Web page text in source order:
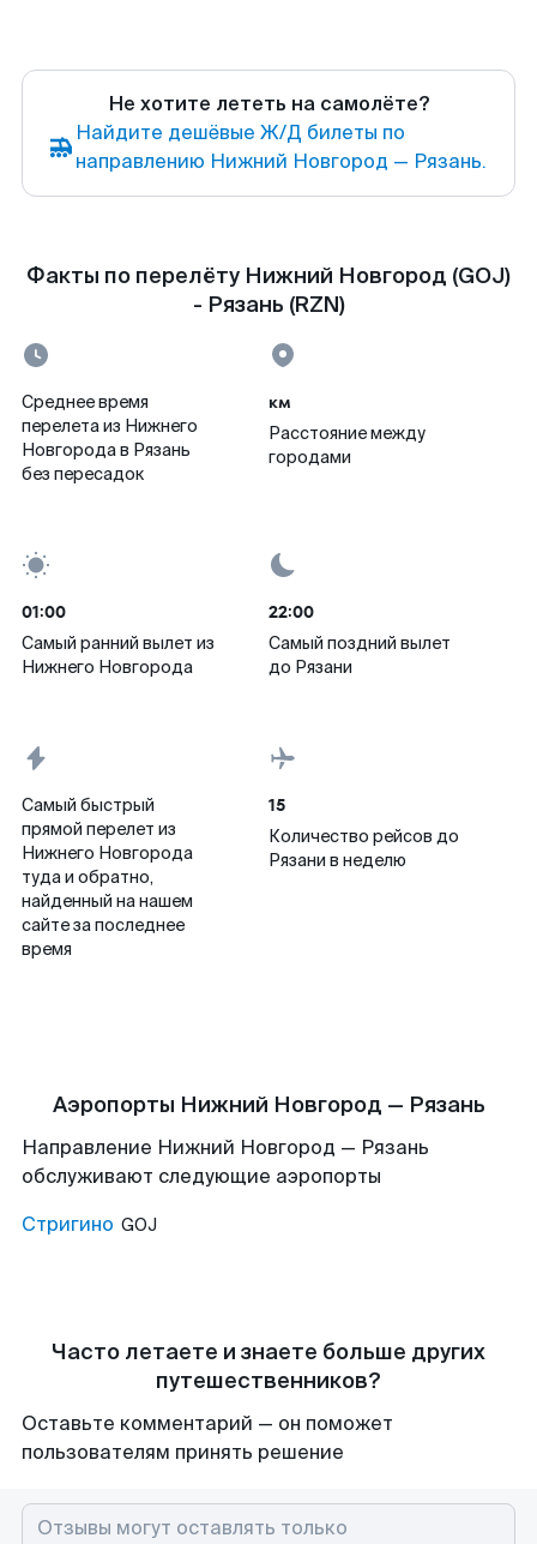
Не хотите лететь на самолёте?
Найдите дешёвые Ж/Д билеты по
направлению Нижний Новгород — Рязань.
Факты по перелёту Нижний Новгород (GOJ)
- Рязань (RZN)
Среднее время
перелета из Нижнего
Новгорода в Рязань
без пересадок
км
Расстояние между
городами
01:00
Самый ранний вылет из
Нижнего Новгорода
22:00
Самый поздний вылет
до Рязани
Самый быстрый
прямой перелет из
Нижнего Новгорода
туда и обратно,
найденный на нашем
сайте за последнее
время
15
Количество рейсов до
Рязани в неделю
Аэропорты Нижний Новгород — Рязань
Направление Нижний Новгород — Рязань
обслуживают следующие аэропорты
Стригино GOJ
Часто летаете и знаете больше других
путешественников?
Оставьте комментарий — он поможет
пользователям принять решение